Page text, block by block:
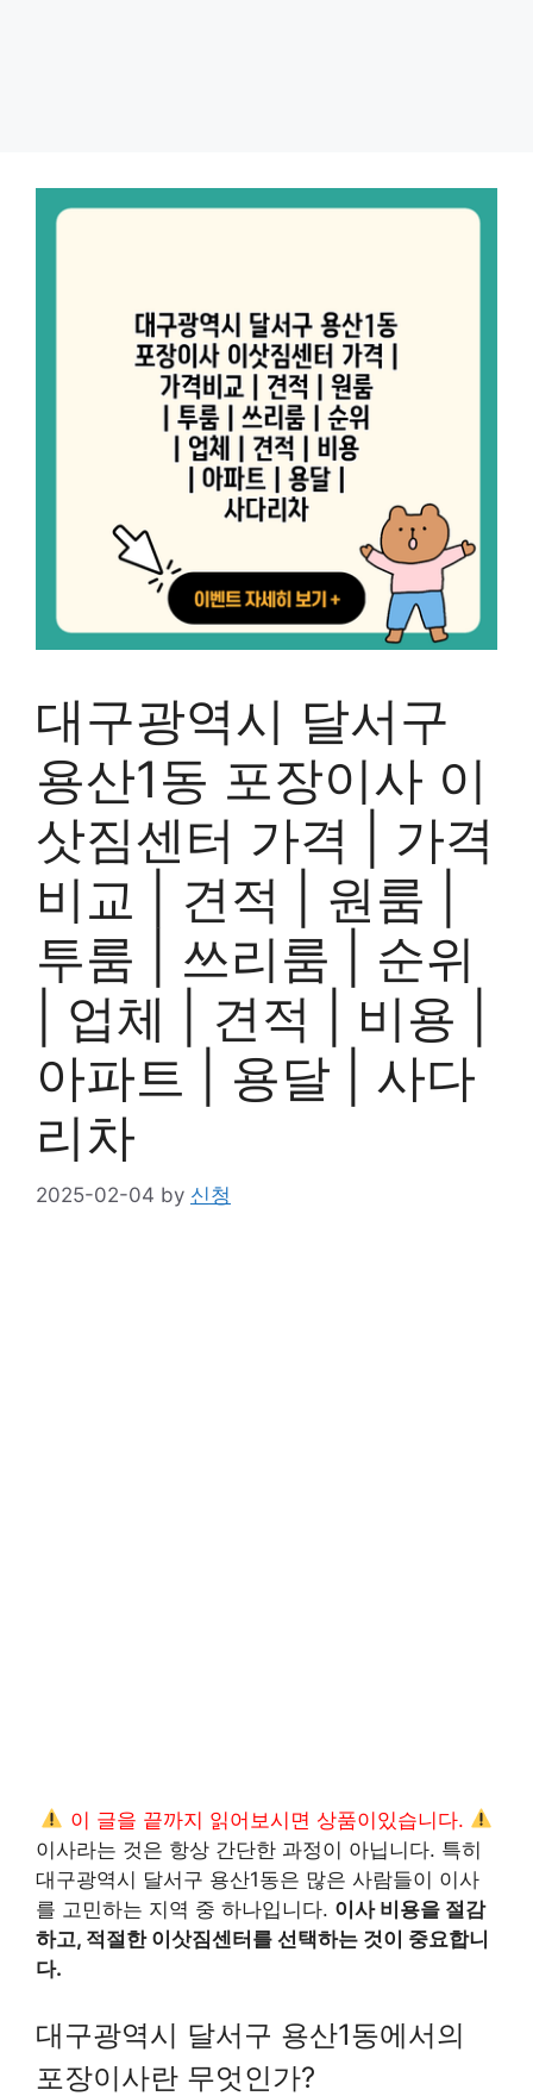
대구광역시 달서구
용산1동 포장이사 이
삿짐센터 가격 | 가격
비교 | 견적 | 원룸 |
투룸 | 쓰리룸 | 순위
| 업체 | 견적 | 비용 |
아파트 | 용달 | 사다
리차
2025-02-04 by 신청
이 글을 끝까지 읽어보시면 상품이있습니다.
이사라는 것은 항상 간단한 과정이 아닙니다. 특히
대구광역시 달서구 용산1동은 많은 사람들이 이사
를 고민하는 지역 중 하나입니다. 이사 비용을 절감
하고, 적절한 이삿짐센터를 선택하는 것이 중요합니
다.
대구광역시 달서구 용산1동에서의
포장이사란 무엇인가?